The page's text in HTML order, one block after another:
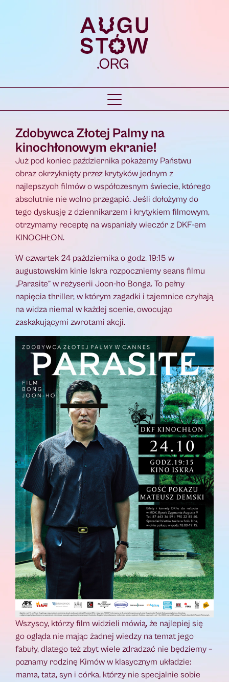
Zdobywca Złotej Palmy na
kinochłonowym ekranie!
Już pod koniec października pokażemy Państwu
obraz okrzyknięty przez krytyków jednym z
najlepszych filmów o współczesnym świecie, którego
absolutnie nie wolno przegapić. Jeśli dołożymy do
tego dyskusję z dziennikarzem i krytykiem filmowym,
otrzymamy receptę na wspaniały wieczór z DKF-em
KINOCHŁON.
W czwartek 24 października o godz. 19:15 w
augustowskim kinie Iskra rozpoczniemy seans filmu
„Parasite” w reżyserii Joon-ho Bonga. To pełny
napięcia thriller, w którym zagadki i tajemnice czyhają
na widza niemal w każdej scenie, owocując
zaskakującymi zwrotami akcji.
Wszyscy, którzy film widzieli mówią, że najlepiej się
go ogląda nie mając żadnej wiedzy na temat jego
fabuły, dlatego też zbyt wiele zdradzać nie będziemy –
poznamy rodzinę Kimów w klasycznym układzie:
mama, tata, syn i córka, którzy nie specjalnie sobie